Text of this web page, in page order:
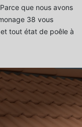
que nous avons
38 vous
tout état de poêle à